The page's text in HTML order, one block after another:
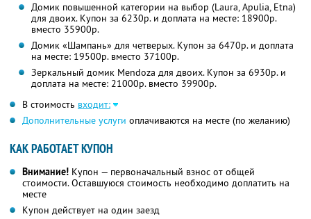
Домик повышенной категории на выбор (Laura, Apulia, Etna)
для двоих. Купон за 6230р. и доплата на месте: 18900р.
вместо 35900р.
Домик «Шампань» для четверых. Купон за 6470р. и доплата
на месте: 19500р. вместо 37100р.
Зеркальный домик Mendoza для двоих. Купон за 6930р. и
доплата на месте: 21000р. вместо 39900р.
В стоимость входит:
Дополнительные услуги оплачиваются на месте (по желанию)
КАК РАБОТАЕТ КУПОН
Внимание! Купон — первоначальный взнос от общей
стоимости. Оставшуюся стоимость необходимо доплатить на
месте
Купон действует на один заезд